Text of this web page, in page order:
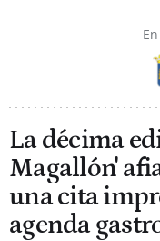
La décima
Magallón'
una cita
agenda